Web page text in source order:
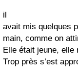
il
avait mis quelques
main, comme on
Elle était jeune, elle
Trop près s’est